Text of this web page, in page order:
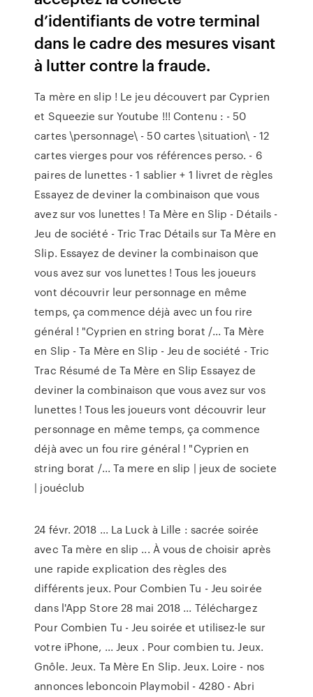
d’identifiants de votre terminal
dans le cadre des mesures visant
à lutter contre la fraude.
Ta mère en slip ! Le jeu découvert par Cyprien
et Squeezie sur Youtube !!! Contenu : - 50
cartes \personnage\ - 50 cartes \situation\ - 12
cartes vierges pour vos références perso. - 6
paires de lunettes - 1 sablier + 1 livret de règles
Essayez de deviner la combinaison que vous
avez sur vos lunettes ! Ta Mère en Slip - Détails -
Jeu de société - Tric Trac Détails sur Ta Mère en
Slip. Essayez de deviner la combinaison que
vous avez sur vos lunettes ! Tous les joueurs
vont découvrir leur personnage en même
temps, ça commence déjà avec un fou rire
général ! "Cyprien en string borat /... Ta Mère
en Slip - Ta Mère en Slip - Jeu de société - Tric
Trac Résumé de Ta Mère en Slip Essayez de
deviner la combinaison que vous avez sur vos
lunettes ! Tous les joueurs vont découvrir leur
personnage en même temps, ça commence
déjà avec un fou rire général ! "Cyprien en
string borat /... Ta mere en slip | jeux de societe
| jouéclub
24 févr. 2018 ... La Luck à Lille : sacrée soirée
avec Ta mère en slip ... À vous de choisir après
une rapide explication des règles des
différents jeux. Pour Combien Tu - Jeu soirée
dans l'App Store 28 mai 2018 ... Téléchargez
Pour Combien Tu - Jeu soirée et utilisez-le sur
votre iPhone, ... Jeux . Pour combien tu. Jeux.
Gnôle. Jeux. Ta Mère En Slip. Jeux. Loire - nos
annonces leboncoin Playmobil - 4280 - Abri